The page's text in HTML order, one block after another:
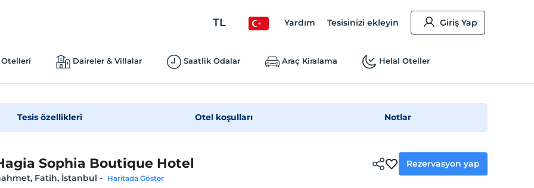
TL Yardım Tesisinizi ekleyin Giriş Yap
Daireler & Villalar Saatlik Odalar Araç Kiralama Helal Oteller
Tesis özellikleri Otel koşulları Notlar
Sophia Boutique Hotel
Fatih, İstanbul - Haritada Göster
Rezervasyon yap